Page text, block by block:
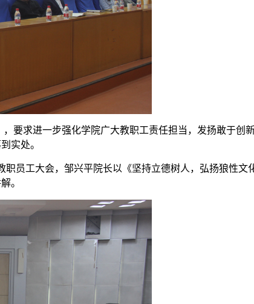
，要求进一步强化学院广大教职工责任担当，发扬敢于创
实处。
员工大会，邹兴平院长以《坚持立德树人，弘扬狼性文
。